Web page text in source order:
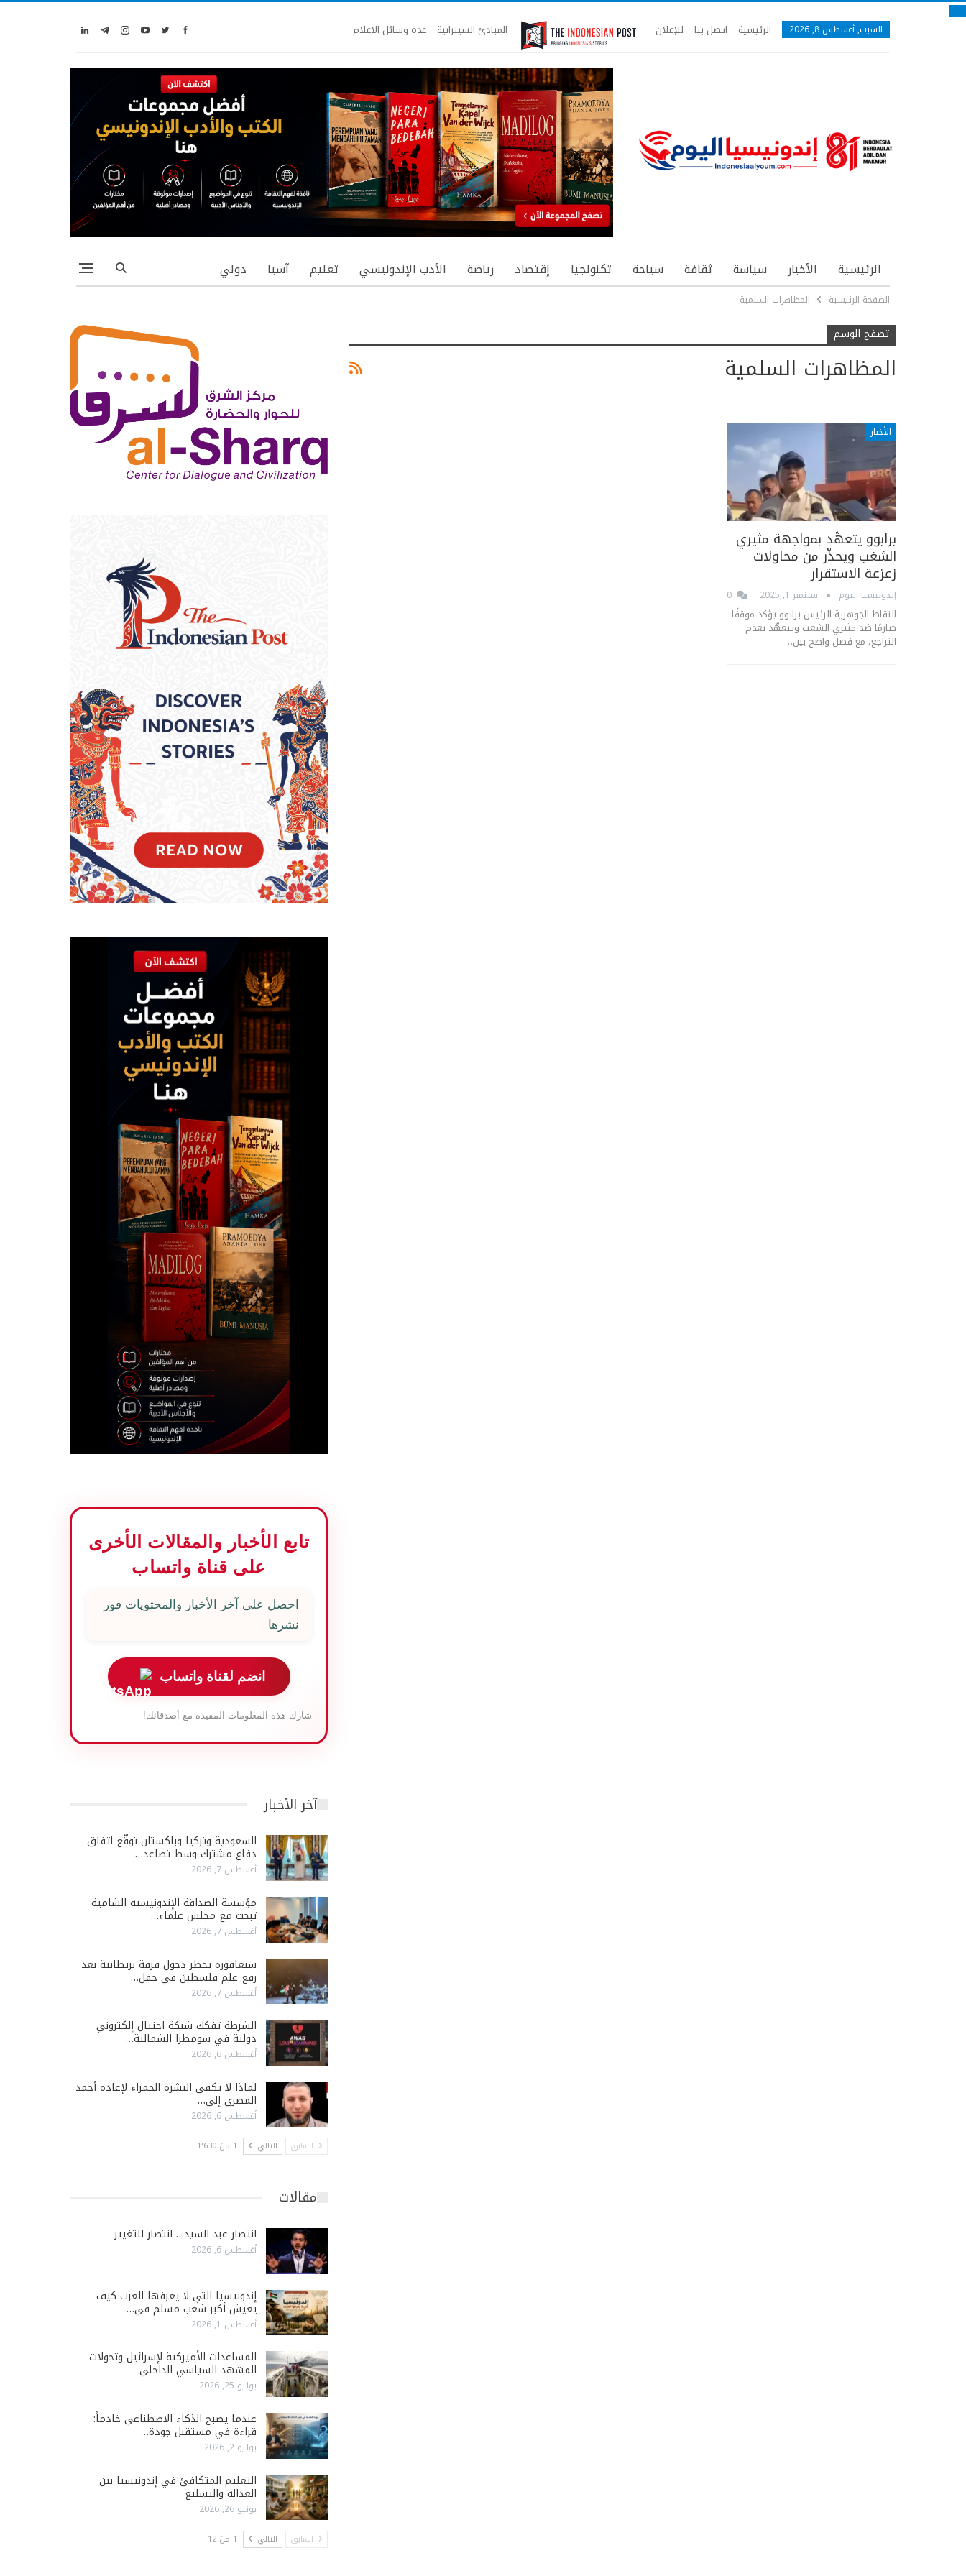
السبت, أغسطس 8, 2026 الرئيسية اتصل بنا للإعلان المبادئ السيبرانية عدة وسائل الاعلام
الرئيسية الأخبار سياسة ثقافة سياحة تكنولجيا إقتصاد رياضة الأدب الإندونيسي تعليم آسيا دولي
الصفحة الرئيسية المظاهرات السلمية
تصفح الوسم
المظاهرات السلمية
الأخبار
برابوو يتعهّد بمواجهة مثيري
الشغب ويحذّر من محاولات
زعزعة الاستقرار
إندونيسيا اليوم سبتمبر 1, 2025
النقاط الجوهرية الرئيس برابوو يؤكد موقفًا
صارمًا ضد مثيري الشغب ويتعهّد بعدم
التراجع، مع فصل واضح بين…
تابع الأخبار والمقالات الأخرى
على قناة واتساب
احصل على آخر الأخبار والمحتويات فور
نشرها
انضم لقناة واتساب
شارك هذه المعلومات المفيدة مع أصدقائك!
آخر الأخبار
السعودية وتركيا وباكستان توقّع اتفاق
دفاع مشترك وسط تصاعد…
أغسطس 7, 2026
مؤسسة الصداقة الإندونيسية الشامية
تبحث مع مجلس علماء…
أغسطس 7, 2026
سنغافورة تحظر دخول فرقة بريطانية بعد
رفع علم فلسطين في حفل…
أغسطس 7, 2026
الشرطة تفكك شبكة احتيال إلكتروني
دولية في سومطرا الشمالية…
أغسطس 6, 2026
لماذا لا تكفي النشرة الحمراء لإعادة أحمد
المصري إلى…
أغسطس 6, 2026
السابق التالي 1 من 1٬630
مقالات
انتصار عبد السيد… انتصار للتغيير
أغسطس 6, 2026
إندونيسيا التي لا يعرفها العرب كيف
يعيش أكبر شعب مسلم في…
أغسطس 1, 2026
المساعدات الأميركية لإسرائيل وتحولات
المشهد السياسي الداخلي
يوليو 25, 2026
عندما يصبح الذكاء الاصطناعي خادماً:
قراءة في مستقبل جودة…
يوليو 2, 2026
التعليم المتكافئ في إندونيسيا بين
العدالة والتسليع
يونيو 26, 2026
السابق التالي 1 من 12